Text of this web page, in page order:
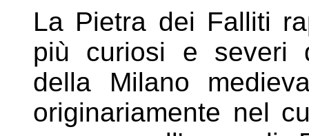
La Pietra dei Falliti
più curiosi e severi
della Milano
originariamente nel